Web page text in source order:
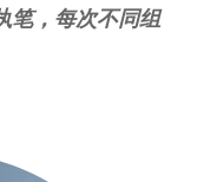
笔，每次不同组